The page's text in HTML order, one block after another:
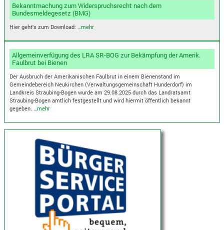
Bekanntmachung zum Widerspruchsrecht nach dem
Bundesmeldegesetz (BMG)
Hier geht's zum Download:…mehr
Allgemeinverfügung des LRA SR-BOG zur Bekämpfung der Amerik.
Faulbrut bei Bienen
Der Ausbruch der Amerikanischen Faulbrut in einem Bienenstand im
Gemeindebereich Neukirchen (Verwaltungsgemeinschaft Hunderdorf) im
Landkreis Straubing-Bogen wurde am 29.08.2025 durch das Landratsamt
Straubing-Bogen amtlich festgestellt und wird hiermit öffentlich bekannt
gegeben.…mehr